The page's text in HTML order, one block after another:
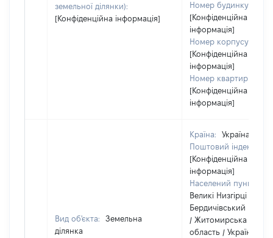
земельної ділянки):
[Конфіденційна інформація]
Номер будинку:
[Конфіденційна
інформація]
Номер корпусу:
[Конфіденційна
інформація]
Номер квартири:
[Конфіденційна
інформація]
Вид об'єкта:
Земельна
ділянка
Країна:
Україна
Поштовий індекс:
[Конфіденційна
інформація]
Населений пункт:
Великі Низгірці /
Бердичівський район
/ Житомирська
область / Україна